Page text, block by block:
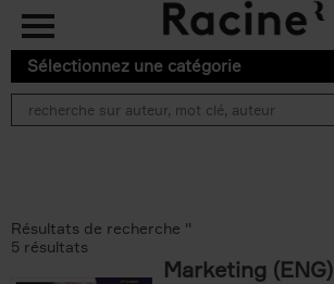
Aller au contenu principal
Sélectionnez une catégorie
Résultats de recherche ''
5 résultats
Marketing (ENG)